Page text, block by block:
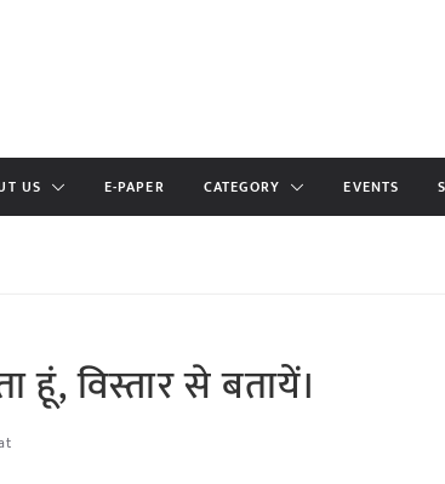
US E-PAPER CATEGORY EVENTS
विस्तार से बतायें।